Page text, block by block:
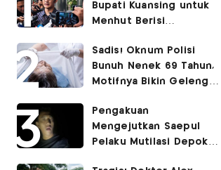
Bupati Kuansing untuk
Menhut Berisi
Pengembaliannya
Belum Utuh
Sadis! Oknum Polisi
Bunuh Nenek 69 Tahun,
Motifnya Bikin Geleng
Pengakuan
Mengejutkan Saepul
Pelaku Mutilasi Depok: